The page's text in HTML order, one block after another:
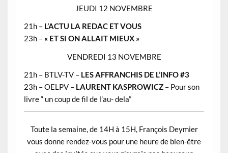
JEUDI 12 NOVEMBRE
21h –L’ACTU LA REDAC ET VOUS
23h – « ET SI ON ALLAIT MIEUX »
VENDREDI 13 NOVEMBRE
21h – BTLV-TV – LES AFFRANCHIS DE L’INFO #3
23h – OELPV – LAURENT KASPROWICZ– Pour son
livre “ un coup de fil de l’au- dela”
Toute la semaine, de 14H à 15H, François Deymier
vous donne rendez-vous pour une heure de bien-être